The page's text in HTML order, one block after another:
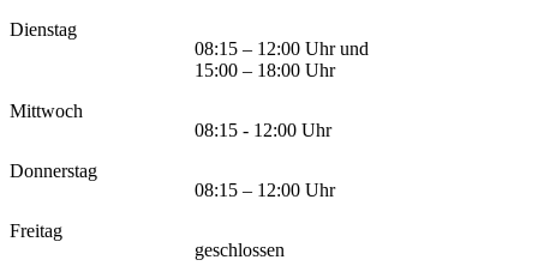
Dienstag
08:15 – 12:00 Uhr und
15:00 – 18:00 Uhr
Mittwoch
08:15 - 12:00 Uhr
Donnerstag
08:15 – 12:00 Uhr
Freitag
geschlossen